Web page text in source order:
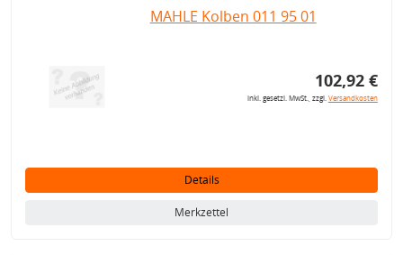
MAHLE Kolben 011 95 01
102,92 €
inkl. gesetzl. MwSt., zzgl.Versandkosten
Details
Merkzettel